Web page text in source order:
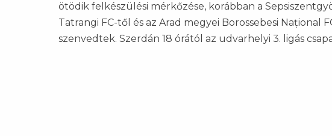
ötödik felkészülési mérkőzése, korábban a
Tatrangi FC-től és az Arad megyei Borossebesi Național
szenvedtek. Szerdán 18 órától az udvarhelyi 3. ligás